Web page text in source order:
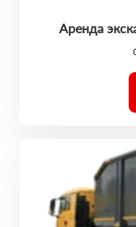
Аренда